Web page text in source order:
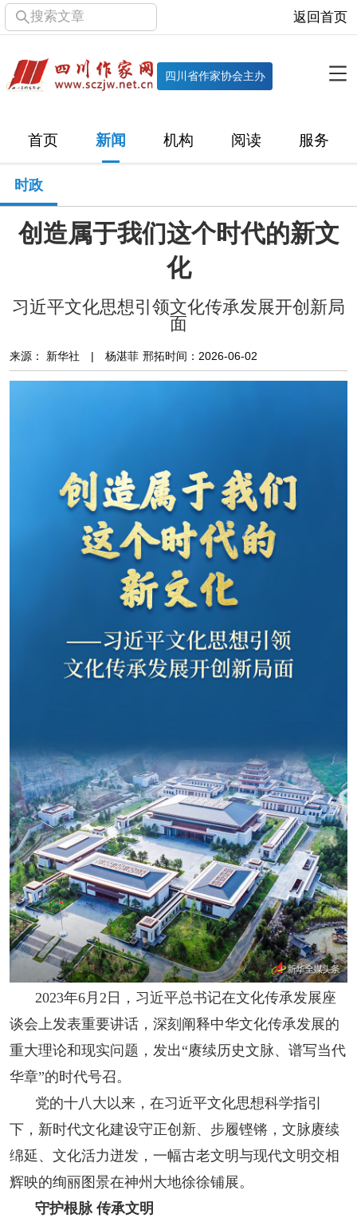
搜索文章 返回首页
四川省作家协会主办
首页 新闻 机构 阅读 服务
机构
直属单位 团体会员 主管社团 专门委员会
历届主席团
新闻
十百千 网络文学 万千百十
阅读
新书快讯
会员管理 文学奖项
星星诗刊
专题专栏
时政
创造属于我们这个时代的新文
化
习近平文化思想引领文化传承发展开创新局
面
来源： 新华社 | 杨湛菲 邢拓时间：2026-06-02
2023年6月2日，习近平总书记在文化传承发展座
谈会上发表重要讲话，深刻阐释中华文化传承发展的
重大理论和现实问题，发出“赓续历史文脉、谱写当代
华章”的时代号召。
党的十八大以来，在习近平文化思想科学指引
下，新时代文化建设守正创新、步履铿锵，文脉赓续
绵延、文化活力迸发，一幅古老文明与现代文明交相
辉映的绚丽图景在神州大地徐徐铺展。
守护根脉 传承文明